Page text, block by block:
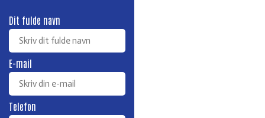
Dit fulde navn
E-mail
Telefon